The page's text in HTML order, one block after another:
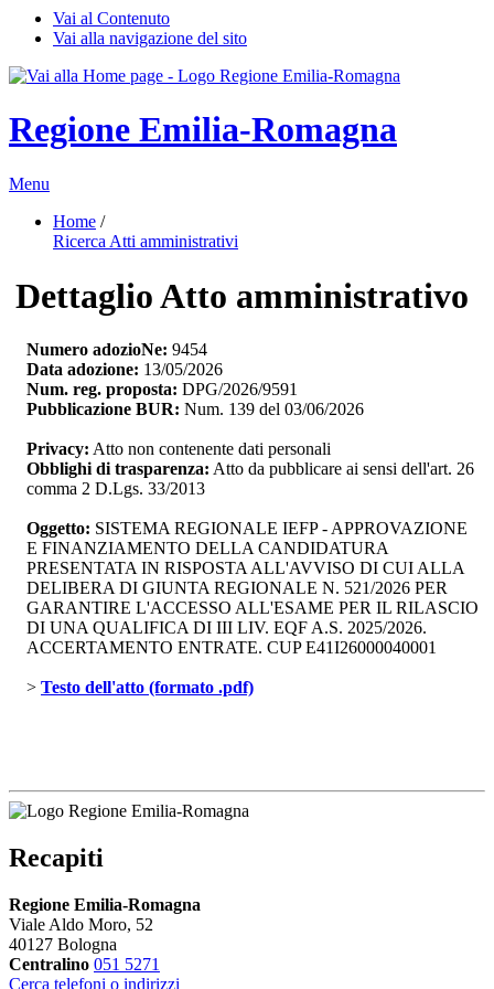
Vai al Contenuto
Vai alla navigazione del sito
Regione Emilia-Romagna
Menu
Home /
Ricerca Atti amministrativi
Dettaglio Atto amministrativo
Numero adozioNe: 9454
Data adozione: 13/05/2026
Num. reg. proposta: DPG/2026/9591
Pubblicazione BUR: Num. 139 del 03/06/2026
Privacy: Atto non contenente dati personali
Obblighi di trasparenza: Atto da pubblicare ai sensi dell'art. 26
comma 2 D.Lgs. 33/2013
Oggetto: SISTEMA REGIONALE IEFP - APPROVAZIONE
E FINANZIAMENTO DELLA CANDIDATURA
PRESENTATA IN RISPOSTA ALL'AVVISO DI CUI ALLA
DELIBERA DI GIUNTA REGIONALE N. 521/2026 PER
GARANTIRE L'ACCESSO ALL'ESAME PER IL RILASCIO
DI UNA QUALIFICA DI III LIV. EQF A.S. 2025/2026.
ACCERTAMENTO ENTRATE. CUP E41I26000040001
> Testo dell'atto (formato .pdf)
Recapiti
Regione Emilia-Romagna
Viale Aldo Moro, 52
40127 Bologna
Centralino 051 5271
Cerca telefoni o indirizzi